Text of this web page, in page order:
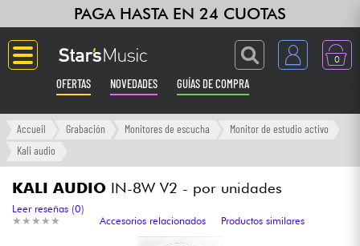
PAGA HASTA EN 24 CUOTAS
0
OFERTAS NOVEDADES GUÍAS DE COMPRA
Langue
Ampli & Efectos
Accueil Grabación Monitores de escucha
Monitor de estudio activo
Kali audio
KALI AUDIO IN-8W V2 - por unidades
★ ★ ★ ★ ★
★ ★ ★ ★ ★
Leer reseñas (0)
Accesorios relacionados
Productos similares